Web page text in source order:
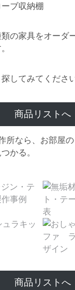
ブ収納棚
の家具をオーダ
してみてください
商品リストへ
所なら、お部屋
かる。
商品リストへ